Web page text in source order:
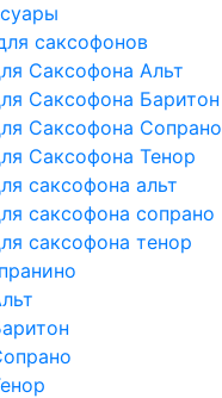
саксофонов
Саксофона Альт
Саксофона Баритон
Саксофона Сопрано
Саксофона Тенор
саксофона альт
саксофона сопрано
саксофона тенор